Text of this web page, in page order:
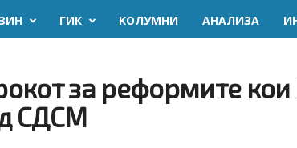
ГИК KОЛУМНИ AНАЛИЗА
за реформите
СДСМ